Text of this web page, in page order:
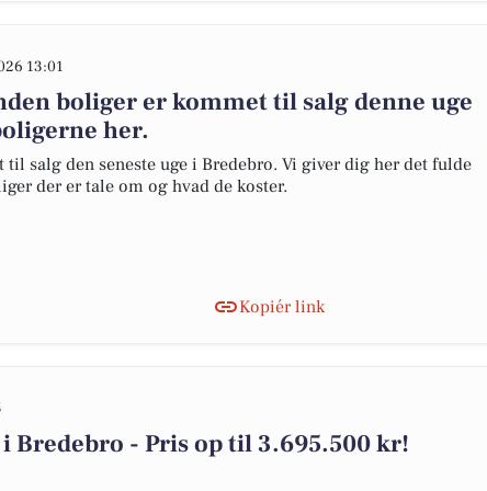
13:01
boliger er kommet til salg denne uge
her.
salg den seneste uge i Bredebro. Vi giver dig her det fulde
der er tale om og hvad de koster.
Kopiér link
Bredebro - Pris op til 3.695.500 kr!